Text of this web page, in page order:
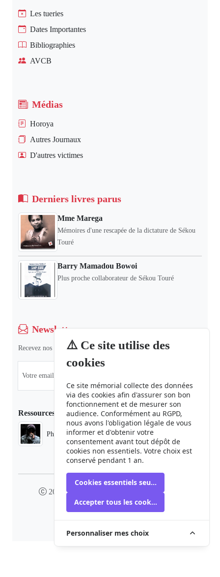
⚠️ Ce site utilise des
cookies
Ce site mémorial collecte des données
via des cookies afin d'assurer son bon
fonctionnement et de mesurer son
audience. Conformément au RGPD,
nous avons l'obligation légale de vous
informer et d'obtenir votre
consentement avant tout dépôt de
cookies non essentiels. Votre choix est
conservé pendant 1 an.
Cookies essentiels seulement
Accepter tous les cookies
Personnaliser mes choix
Les tueries
Dates Importantes
Bibliographies
AVCB
Médias
Horoya
Autres Journaux
D'autres victimes
Derniers livres parus
Mme Marega
Mémoires d'une rescapée de la dictature de Sékou
Touré
Barry Mamadou Bowoi
Plus proche collaborateur de Sékou Touré
Newsletter
Recevez nos dernières informations et actualités.
Ressources
Phaduba camp boiro
2024 camp-boiro.org - Tous droits réservés
Mémorial des Victimes du Camp Boiro